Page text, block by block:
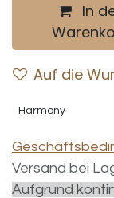
In
Auf die
Harmony
Versand bei
Aufgrund